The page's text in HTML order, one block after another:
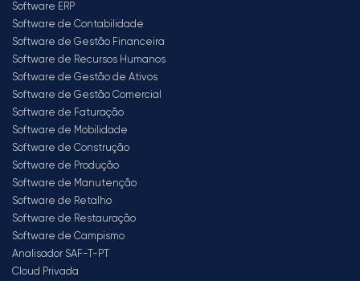
Software ERP
Software de Contabilidade
Software de Gestão Financeira
Software de Recursos Humanos
Software de Gestão de Ativos
Software de Gestão Comercial
Software de Faturação
Software de Mobilidade
Software de Construção
Software de Produção
Software de Manutenção
Software de Retalho
Software de Restauração
Software de Campismo
Analisador SAF-T-PT
Cloud Privada